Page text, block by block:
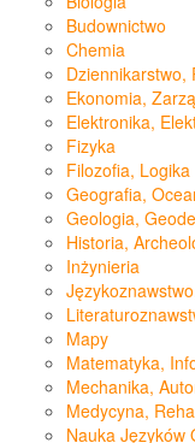
Budownictwo
Chemia
Dziennikarstwo,
Ekonomia,
Elektronika,
Fizyka
Filozofia, Logika
Geografia,
Geologia,
Historia,
Inżynieria
Mapy
Matematyka,
Mechanika,
Medycyna,
Nauka Języków